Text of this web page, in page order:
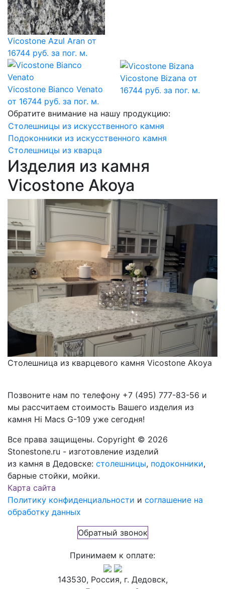
Vicostone Azul Aran от
16744 руб. за пог. м.
Vicostone Bianco Venato
от 16744 руб. за пог. м.
Vicostone Bizana от
16744 руб. за пог. м.
Обратите внимание на нашу продукцию:
Столешницы из искусственного камня
Подоконники из искусственного камня
Столешницы из кварца
Изделия из камня
Vicostone Akoya
Столешница из кварцевого камня Vicostone Akoya
Позвоните нам по телефону +7 (495) 777-83-56 и
мы рассчитаем стоимость Вашего изделия из
камня Hi Macs G-109 уже сегодня!
Все права защищены. Copyright © 2026
Stonestone.ru - изготовление изделий
из камня в Дедовске: столешницы, подоконники,
барные стойки, мойки.
Карта сайта
Политику конфиденциальности и соглашение на
обработку данных
Обратный звонок
Принимаем к оплате:
143530, Россия, г. Дедовск,